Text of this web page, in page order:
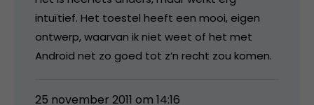
intuïtief. Het toestel heeft een mooi, eigen
ontwerp, waarvan ik niet weet of het met
Android net zo goed tot z’n recht zou komen.
25 november 2011 om 14:16